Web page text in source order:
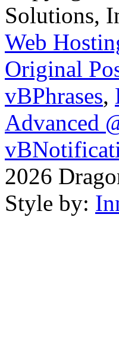
Solutions,
Web
Original
vBPhrases,
Advanced
2026
Style by: